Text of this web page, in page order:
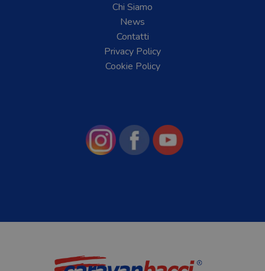
Chi Siamo
News
Contatti
Privacy Policy
Cookie Policy